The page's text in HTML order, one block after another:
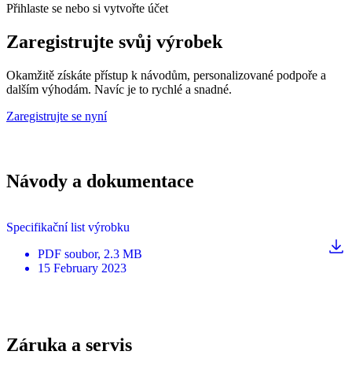
Přihlaste se nebo si vytvořte účet
Zaregistrujte svůj výrobek
Okamžitě získáte přístup k návodům, personalizované podpoře a
dalším výhodám. Navíc je to rychlé a snadné.
Zaregistrujte se nyní
Návody a dokumentace
Specifikační list výrobku
PDF soubor, 2.3 MB
15 February 2023
Záruka a servis